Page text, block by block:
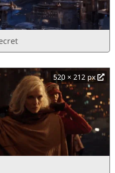
520 × 212 px